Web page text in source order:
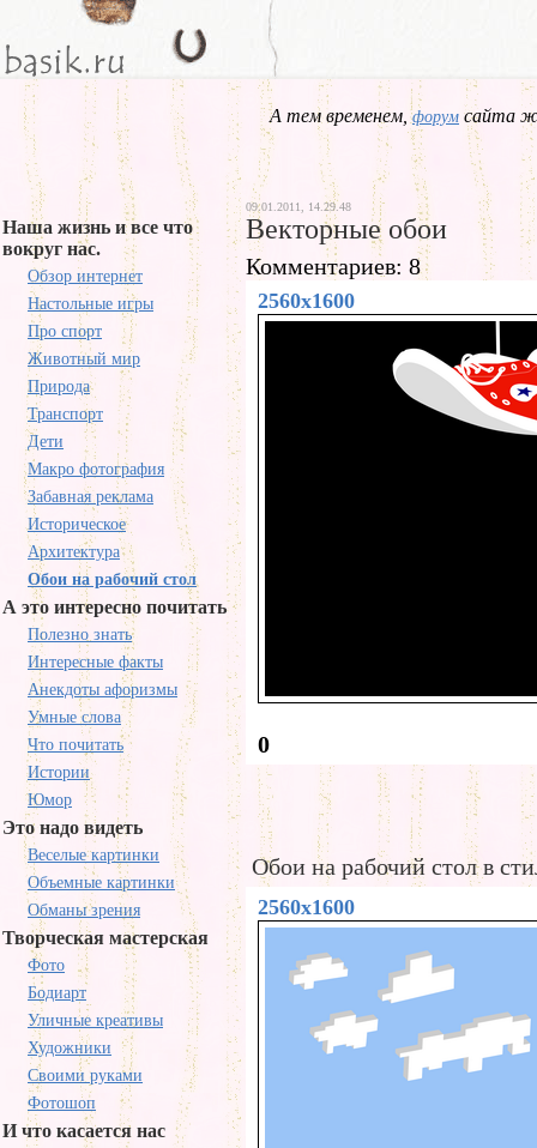
А тем временем,форум сайта
Наша жизнь и все что
вокруг нас.
Обзор интернет
Настольные игры
Про спорт
Животный мир
Природа
Транспорт
Дети
Макро фотография
Забавная реклама
Историческое
Архитектура
Обои на рабочий стол
А это интересно почитать
Полезно знать
Интересные факты
Анекдоты афоризмы
Умные слова
Что почитать
Истории
Юмор
Это надо видеть
Веселые картинки
Объемные картинки
Обманы зрения
Творческая мастерская
Фото
Бодиарт
Уличные креативы
Художники
Своими руками
Фотошоп
И что касается нас
09.01.2011, 14.29.48
Векторные обои
Комментариев: 8
2560x1600
0
Обои на рабочий стол в
2560x1600